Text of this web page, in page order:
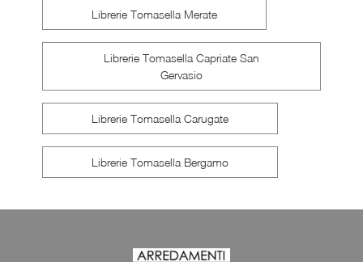
Librerie Tomasella Merate
Librerie Tomasella Capriate San
Gervasio
Librerie Tomasella Carugate
Librerie Tomasella Bergamo